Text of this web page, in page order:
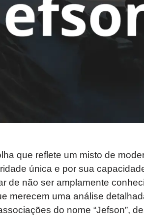
que reflete um misto de
única e por sua
de não ser amplamente
merecem uma análise
do nome “Jefson”,